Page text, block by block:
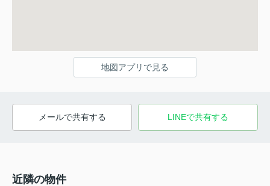
地図アプリで見る
メールで共有する LINEで共有する
近隣の物件